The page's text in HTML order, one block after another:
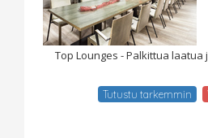
Top Lounges - Palkittua laatua
Tutustu tarkemmin